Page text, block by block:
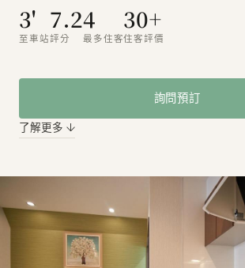
3'
至車站
7.2
評分
4
最多住客
30+
住客評價
詢問預訂
了解更多 ↓